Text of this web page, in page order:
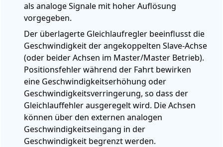
als analoge Signale mit hoher Auflösung
vorgegeben.
Der überlagerte Gleichlaufregler beeinflusst die
Geschwindigkeit der angekoppelten Slave-Achse
(oder beider Achsen im Master/Master Betrieb).
Positionsfehler während der Fahrt bewirken
eine Geschwindigkeitserhöhung oder
Geschwindigkeitsverringerung, so dass der
Gleichlauffehler ausgeregelt wird. Die Achsen
können über den externen analogen
Geschwindigkeitseingang in der
Geschwindigkeit begrenzt werden.